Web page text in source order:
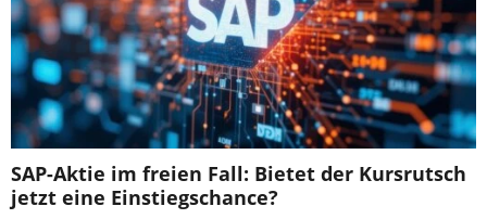
SAP-Aktie im freien Fall: Bietet der Kursrutsch
jetzt eine Einstiegschance?